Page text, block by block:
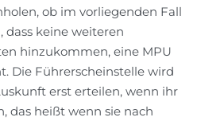
ob im vorliegenden Fall
dass keine weiteren
hinzukommen, eine MPU
Die Führerscheinstelle wird
erst erteilen, wenn ihr
das heißt wenn sie nach